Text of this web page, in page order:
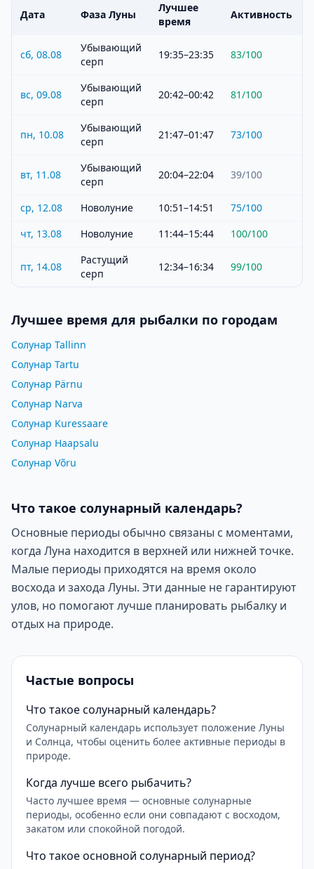
Дата Фаза Луны
Лучшее
время
Активность
сб, 08.08
Убывающий
серп
19:35–23:35 83/100
вс, 09.08
Убывающий
серп
20:42–00:42 81/100
пн, 10.08
Убывающий
серп
21:47–01:47 73/100
вт, 11.08
Убывающий
серп
20:04–22:04 39/100
ср, 12.08 Новолуние 10:51–14:51 75/100
чт, 13.08
Новолуние 11:44–15:44 100/100
пт, 14.08
Растущий
серп
12:34–16:34 99/100
Лучшее время для рыбалки по городам
Солунар Tallinn
Солунар Tartu
Солунар Pärnu
Солунар Narva
Солунар Kuressaare
Солунар Haapsalu
Солунар Võru
Что такое солунарный календарь?
Основные периоды обычно связаны с моментами,
когда Луна находится в верхней или нижней точке.
Малые периоды приходятся на время около
восхода и захода Луны. Эти данные не гарантируют
улов, но помогают лучше планировать рыбалку и
отдых на природе.
Частые вопросы
Что такое солунарный календарь?
Солунарный календарь использует положение Луны
и Солнца, чтобы оценить более активные периоды в
природе.
Когда лучше всего рыбачить?
Часто лучшее время — основные солунарные
периоды, особенно если они совпадают с восходом,
закатом или спокойной погодой.
Что такое основной солунарный период?